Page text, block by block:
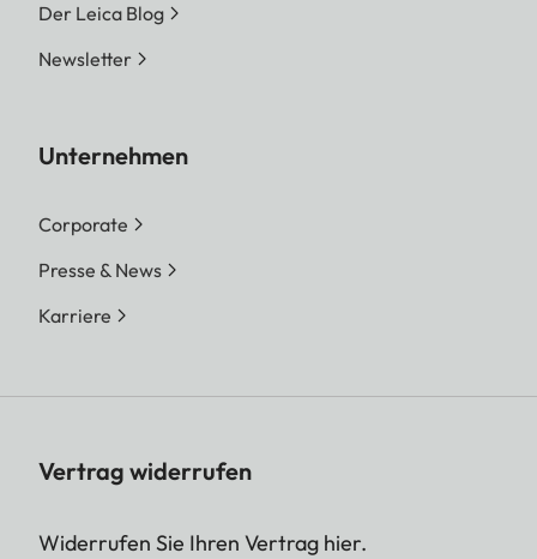
Der Leica Blog
Newsletter
Unternehmen
Corporate
Presse & News
Karriere
Vertrag widerrufen
Widerrufen Sie Ihren Vertrag hier.